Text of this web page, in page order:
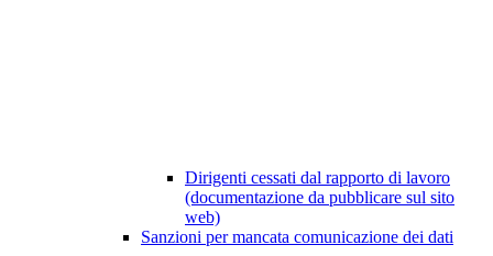
Dirigenti cessati dal rapporto di lavoro
(documentazione da pubblicare sul sito
web)
Sanzioni per mancata comunicazione dei dati